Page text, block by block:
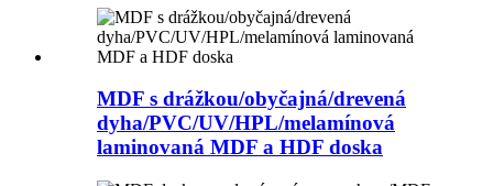
MDF s drážkou/obyčajná/drevená
dyha/PVC/UV/HPL/melamínová
laminovaná MDF a HDF doska